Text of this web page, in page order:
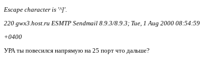
Escape character is '^]'.
220 gwx3.host.ru ESMTP Sendmail 8.9.3/8.9.3; Tue, 1 Aug 2000 08:54:59
+0400
УРА ты повесился напрямую на 25 порт что дальше?